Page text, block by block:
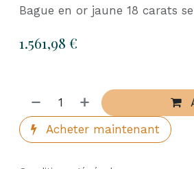
Bague en or jaune 18 carats
1.561,98 €
Acheter maintenant